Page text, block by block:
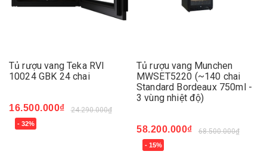
Tủ rượu vang Teka RVI
10024 GBK 24 chai
16.500.000₫ 24.290.000₫
- 32%
Tủ rượu vang Munchen
MWSET5220 (~140 chai
Standard Bordeaux 750ml -
3 vùng nhiệt độ)
58.200.000₫ 68.500.000₫
- 15%